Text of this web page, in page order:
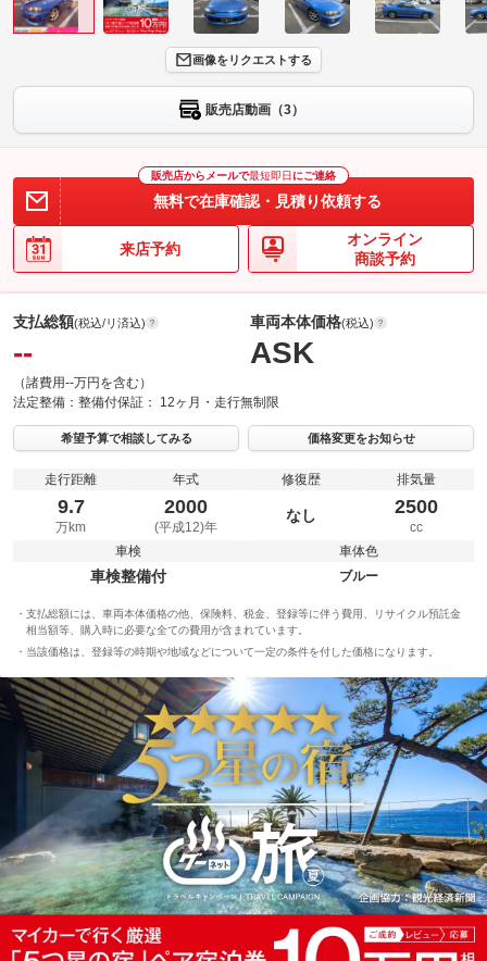
画像をリクエストする
販売店動画（3）
販売店からメールで最短即日 にご連絡
無料で在庫確認・見積り依頼する
来店予約
オンライン
商談予約
支払総額(税込/リ済込)
--
（諸費用--万円を含む）
車両本体価格(税込)
ASK
法定整備： 整備付保証： 12ヶ月・走行無制限
希望予算で相談してみる 価格変更をお知らせ
走行距離
9.7
万km
年式
2000
(平成12)年
修復歴
なし
排気量
2500
cc
車検
車検整備付
車体色
ブルー
支払総額には、車両本体価格の他、保険料、税金、登録等に伴う費用、リサイクル預託金
相当額等、購入時に必要な全ての費用が含まれています。
当該価格は、登録等の時期や地域などについて一定の条件を付した価格になります。